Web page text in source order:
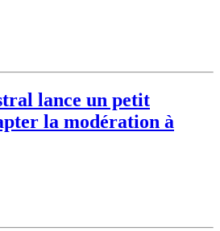
lance un petit
la modération à